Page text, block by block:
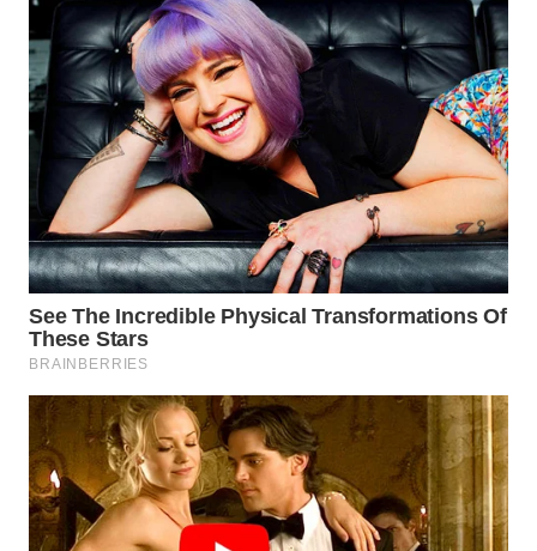
TRAVEL
WAHANA
TV
WAHANANEWS
WAHANANEWS
CO ID
WAHANANEWS
NET
WAHANA
SPORT
WAHANA
UMKM